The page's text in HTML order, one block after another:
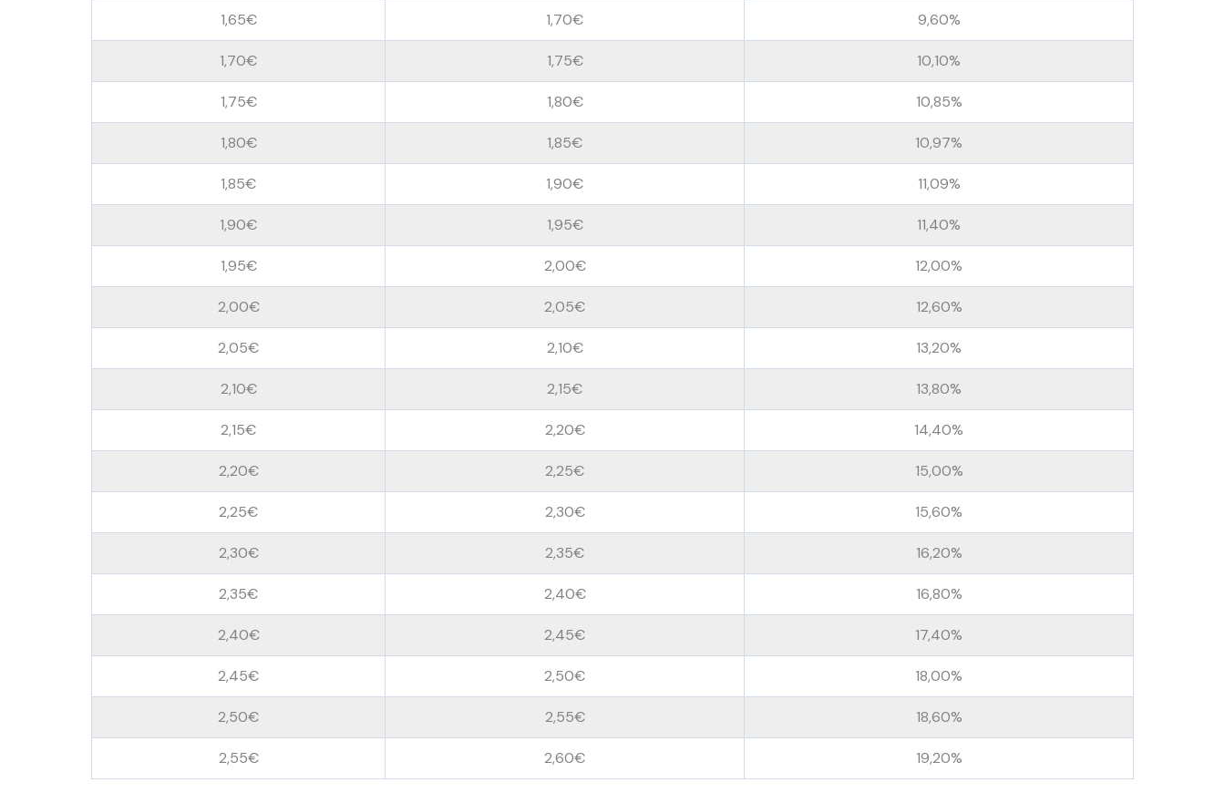
1,65€ 1,70€ 9,60%
1,70€ 1,75€ 10,10%
1,75€ 1,80€ 10,85%
1,80€ 1,85€ 10,97%
1,85€ 1,90€ 11,09%
1,90€ 1,95€ 11,40%
1,95€ 2,00€ 12,00%
2,00€ 2,05€ 12,60%
2,05€ 2,10€ 13,20%
2,10€ 2,15€ 13,80%
2,15€ 2,20€ 14,40%
2,20€ 2,25€ 15,00%
2,25€ 2,30€ 15,60%
2,30€ 2,35€ 16,20%
2,35€ 2,40€ 16,80%
2,40€ 2,45€ 17,40%
2,45€ 2,50€ 18,00%
2,50€ 2,55€ 18,60%
2,55€ 2,60€ 19,20%